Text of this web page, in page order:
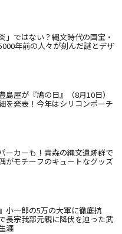
」ではない？縄文時代の国宝・
年前の人々が刻んだ謎とデザ
島屋が『鳩の日』（8月10日）
を発表！今年はシリコンポーチ
ーカーも！青森の縄文遺跡群で
がモチーフのキュートなグッズ
小一郎の5万の大軍に徹底抗
長宗我部元親に降伏を迫った武
涯